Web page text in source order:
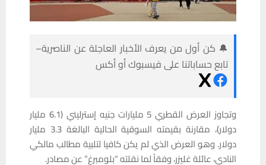
🔔 كن أول من يعرف الأخبار العاجلة عن الناصرية–
تابع حساباتنا على فيسبوك أو أكس
وتجاوز العرض القطري 5 مليارات جنيه إسترليني (6.1 مليار
دولار)، مقارنة بقيمته السوقية الحالية البالغة 3.3 مليار
دولار. وهو العرض الذي لم يكن كافيا لتلبية مطالب مالكي
النادي، عائلة غليزر، وفقاً لما نقلته “بلومبرغ” عن مصادر.